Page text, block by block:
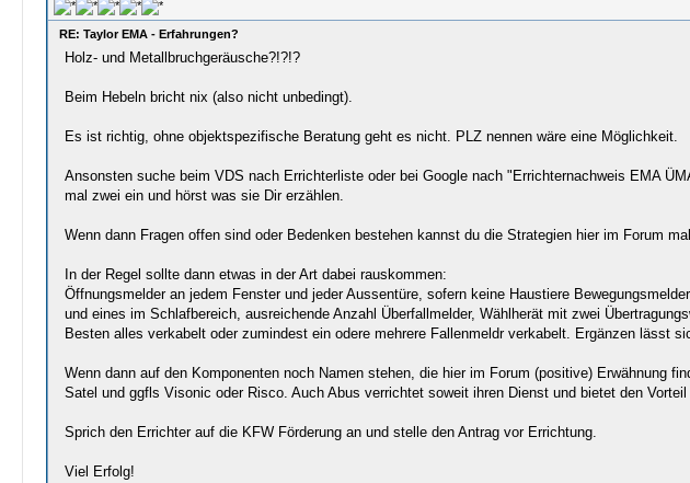
RE: Taylor EMA - Erfahrungen?
Holz- und Metallbruchgeräusche?!?!?
Beim Hebeln bricht nix (also nicht unbedingt).
Es ist richtig, ohne objektspezifische Beratung geht es nicht. PLZ nennen wäre eine Möglichkeit.
Ansonsten suche beim VDS nach Errichterliste oder bei Google nach "Errichternachweis EMA
mal zwei ein und hörst was sie Dir erzählen.
Wenn dann Fragen offen sind oder Bedenken bestehen kannst du die Strategien hier im Forum
In der Regel sollte dann etwas in der Art dabei rauskommen:
Öffnungsmelder an jedem Fenster und jeder Aussentüre, sofern keine Haustiere
und eines im Schlafbereich, ausreichende Anzahl Überfallmelder, Wählherät mit zwei
Besten alles verkabelt oder zumindest ein odere mehrere Fallenmeldr verkabelt. Ergänzen lässt
Wenn dann auf den Komponenten noch Namen stehen, die hier im Forum (positive) Erwähnung
Satel und ggfls Visonic oder Risco. Auch Abus verrichtet soweit ihren Dienst und bietet den
Sprich den Errichter auf die KFW Förderung an und stelle den Antrag vor Errichtung.
Viel Erfolg!